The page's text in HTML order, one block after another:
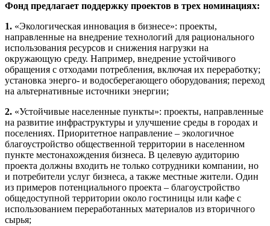
Фонд предлагает поддержку проектов в трех номинациях:
1. «Экологическая инновация в бизнесе»: проекты,
направленные на внедрение технологий для рационального
использования ресурсов и снижения нагрузки на
окружающую среду. Например, внедрение устойчивого
обращения с отходами потребления, включая их переработку;
установка энерго- и водосберегающего оборудования; переход
на альтернативные источники энергии;
2. «Устойчивые населенные пункты»: проекты, направленные
на развитие инфраструктуры и улучшение среды в городах и
поселениях. Приоритетное направление – экологичное
благоустройство общественной территории в населенном
пункте местонахождения бизнеса. В целевую аудиторию
проекта должны входить не только сотрудники компании, но
и потребители услуг бизнеса, а также местные жители. Один
из примеров потенциального проекта – благоустройство
общедоступной территории около гостиницы или кафе с
использованием переработанных материалов из вторичного
сырья;